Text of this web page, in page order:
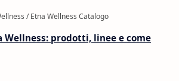
Wellness: prodotti, linee e come